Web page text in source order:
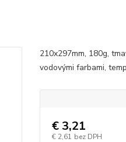
210x297mm, 180g,
vodovými farbami,
€ 3,21
€ 2,61 bez DPH